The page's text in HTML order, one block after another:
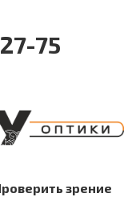
75
зрение